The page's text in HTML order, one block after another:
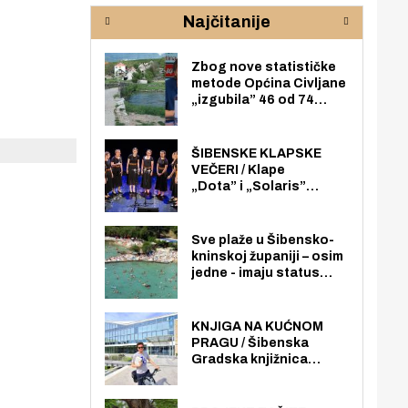
rijeke Krke
Najčitanije
Zbog nove statističke
metode Općina Civljane
„izgubila” 46 od 74
nego radno sposobnih
osoba među svojih 170
stanovnika.
ŠIBENSKE KLAPSKE
VEČERI / Klape
„Dota” i „Solaris”
loži
Sve plaže u Šibensko-
kninskoj županiji – osim
jedne - imaju status
općoj upotrebi. Pristup
je slobodan i besplatan
za sve građane i
KNJIGA NA KUĆNOM
PRAGU / Šibenska
Gradska knjižnica